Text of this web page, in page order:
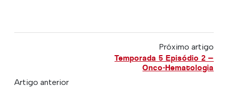
Próximo artigo
Temporada 5 Episódio 2 —
Onco‑Hematologia
Artigo anterior